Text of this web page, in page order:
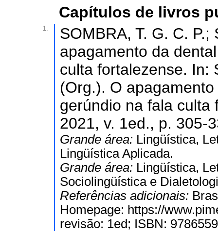
Capítulos de livros
1.
SOMBRA, T. G. C.
apagamento da
culta fortalezense. In:
(Org.). O
gerúndio na fala culta
2021, v. 1ed., p. 305-
Grande área: Lingüística,
Lingüística Aplicada.
Grande área: Lingüística,
Sociolingüística e
Referências adicionais:
Homepage: https://
revisão: 1ed; ISBN: